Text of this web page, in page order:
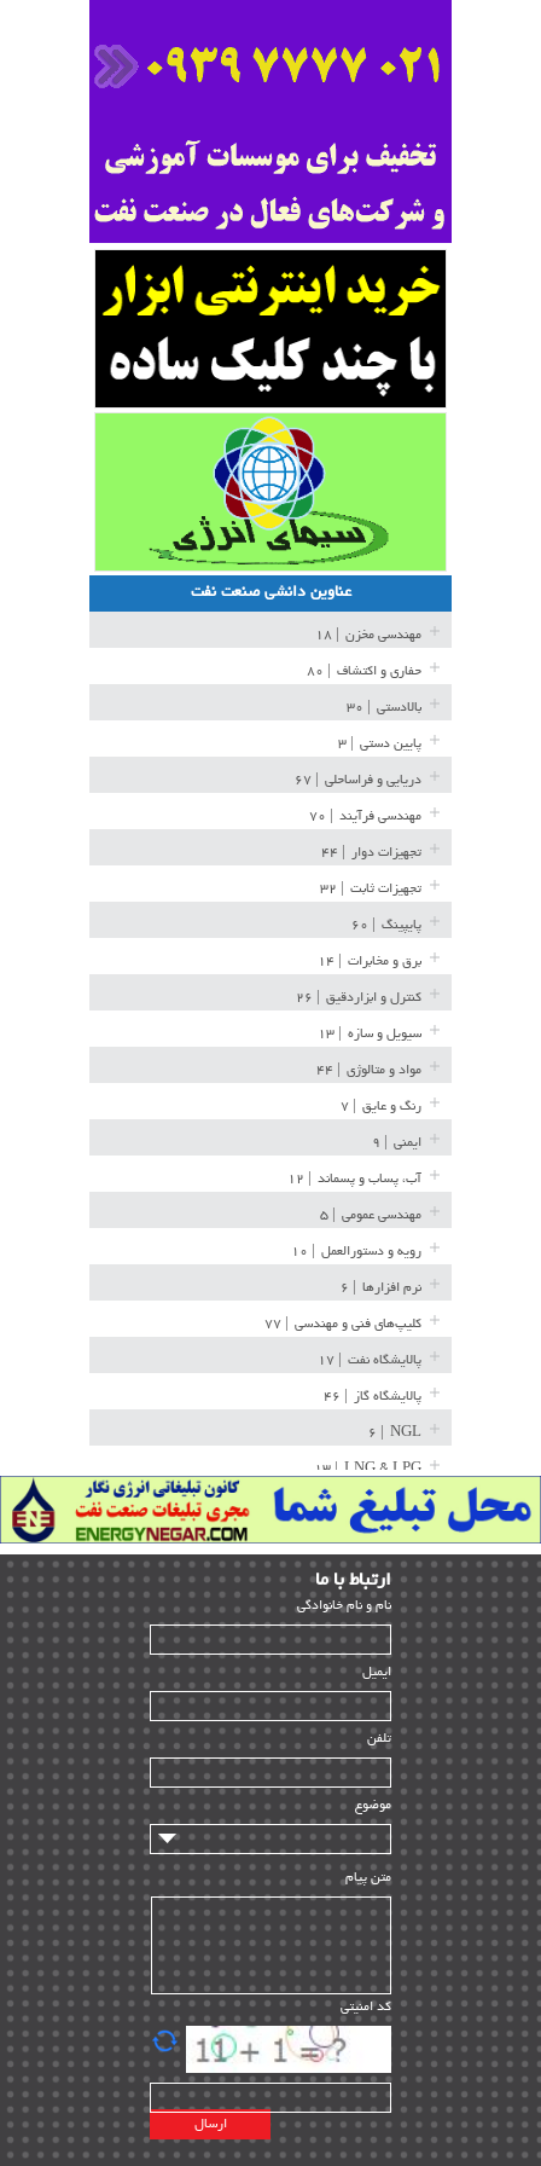
عناوین دانشی صنعت نفت
مهندسی مخزن
حفاری و اکتشاف
بالادستی
پایین دستی
دریایی و فراساحلی
مهندسی فرآیند
تجهیزات دوار
تجهیزات ثابت
پایپینگ
برق و مخابرات
کنترل و ابزاردقیق
سیویل و سازه
مواد و متالوژی
رنگ و عایق
ایمنی
آب، پساب و پسماند
مهندسی عمومی
رویه و دستورالعمل
نرم افزارها
کلیپ‌های فنی و مهندسی
پالایشگاه نفت
پالایشگاه گاز
NGL
LNG & LPG | ۱۳
خط لوله | ۳۶
مخازن ذخیره | ۱۵
پتروشیمی | ۱۴
بازرسی و QC | ۱۵
HSE | ۳۹
ساخت و نصب | ۱۲
راه اندازی | ۹
سازندگان و تامین کنندگان | ۱۰
تامین مالی و سرمایه گذاری | ۳۲
ماشین آلات
مدیریت پروژه
مدیریت دانش
مدیریت سازمانی و عمومی | ۲
تأمین کالا | ۱۳
EPC | ۲۰
پیمانکاران بین المللی | ۸
اطلاعات انرژی کشورها | ۱۴
پروژه های خارجی | ۱۵
نقشه های نفت و گاز خارجی | ۱۰
ارﺗﺒﺎط ﺑﺎ ما
ﻧﺎم و ﻧﺎم ﺧﺎﻧﻮادﮔﻰ
ایمیل
تلفن
موضوع
متن پیام
کد امنیتی